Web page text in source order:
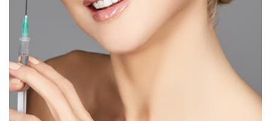
تجميل الجفون بالليزر
البلازما الغنيَة بالصَفائح الدَموية
تجميد الدَهون
إزالة الوشم بالليزر
إزالة الشعر بالليزر
شفط الدَهون بالليزر